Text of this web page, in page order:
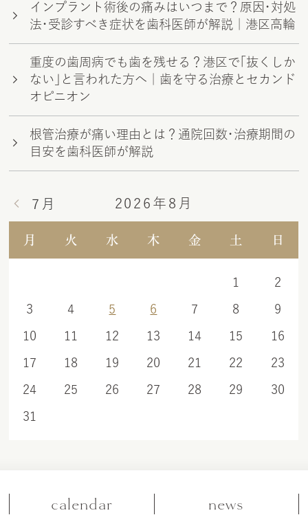
インプラント術後の痛みはいつまで？原因・対処
法・受診すべき症状を歯科医師が解説｜港区高輪
重度の歯周病でも歯を残せる？港区で「抜くしか
ない」と言われた方へ｜歯を守る治療とセカンド
オピニオン
根管治療が痛い理由とは？通院回数・治療期間の
目安を歯科医師が解説
2026年8月
月 火 水 木 金 土 日
7月
1 2
3 4 5 6 7 8 9
10 11 12 13 14 15 16
17 18 19 20 21 22 23
24 25 26 27 28 29 30
31
calendar
news